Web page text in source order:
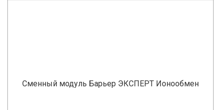
Сменный модуль Барьер ЭКСПЕРТ Ионообмен